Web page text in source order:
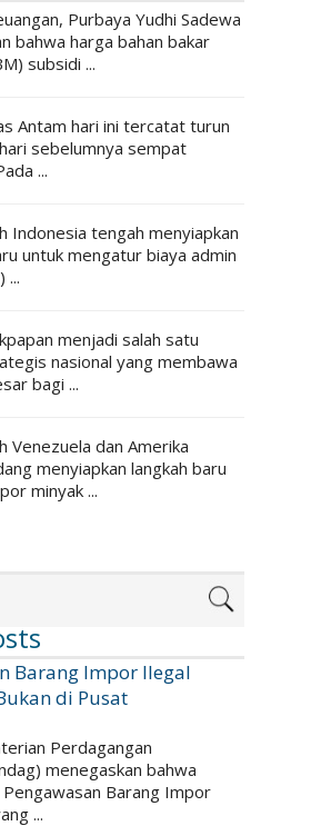
Purbaya Yudhi Sadewa
bahwa harga bahan bakar
subsidi ...
Antam hari ini tercatat turun
sebelumnya sempat
...
Indonesia tengah menyiapkan
untuk mengatur biaya admin
...
menjadi salah satu
nasional yang membawa
bagi ...
Venezuela dan Amerika
menyiapkan langkah baru
minyak ...
Barang Impor Ilegal
di Pusat
Perdagangan
menegaskan bahwa
Barang Impor
...